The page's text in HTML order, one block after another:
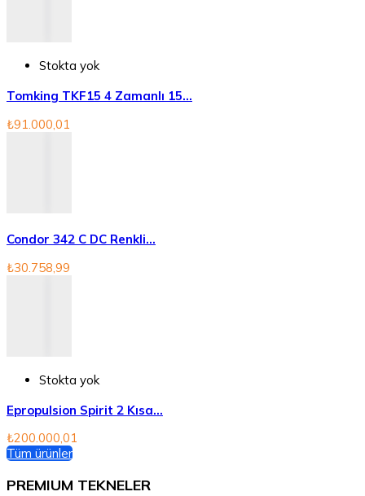
Stokta yok
Tomking TKF15 4 Zamanlı 15...
₺91.000,01
Condor 342 C DC Renkli...
₺30.758,99
Stokta yok
Epropulsion Spirit 2 Kısa...
₺200.000,01
Tüm ürünler
PREMIUM TEKNELER